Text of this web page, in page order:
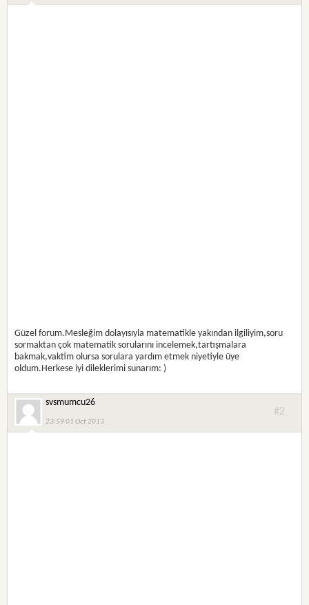
Güzel forum.Mesleğim dolayısıyla matematikle yakından ilgiliyim,soru
sormaktan çok matematik sorularını incelemek,tartışmalara
bakmak,vaktim olursa sorulara yardım etmek niyetiyle üye
oldum.Herkese iyi dileklerimi sunarım: )
svsmumcu26
23:59 01 Oct 2013
#2